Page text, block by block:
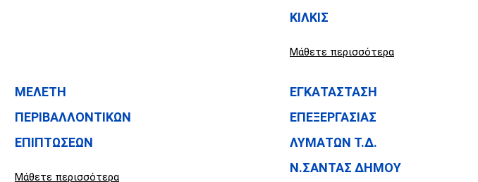
ΚΙΛΚΙΣ
Μάθετε περισσότερα
ΜΕΛΕΤΗ
ΠΕΡΙΒΑΛΛΟΝΤΙΚΩΝ
ΕΠΙΠΤΩΣΕΩΝ
Μάθετε περισσότερα
ΕΓΚΑΤΑΣΤΑΣΗ
ΕΠΕΞΕΡΓΑΣΙΑΣ
ΛΥΜΑΤΩΝ Τ.Δ.
Ν.ΣΑΝΤΑΣ ΔΗΜΟΥ